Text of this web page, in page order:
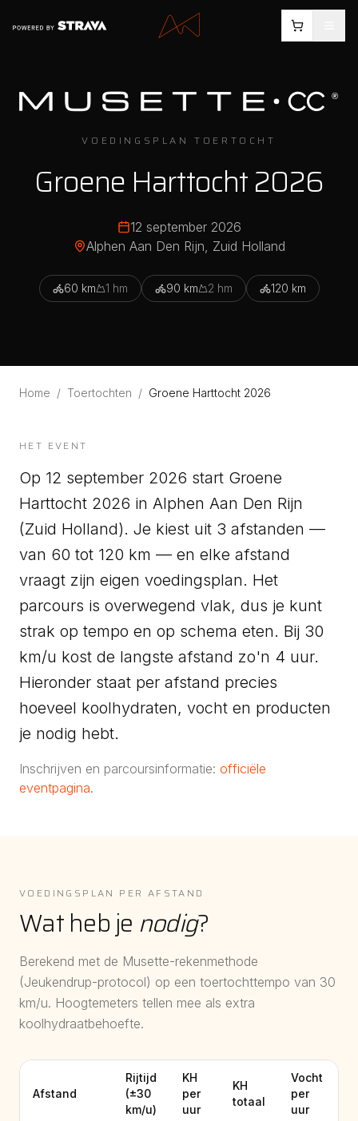
VOEDINGSPLAN TOERTOCHT
Groene Harttocht 2026
12 september 2026
Alphen Aan Den Rijn, Zuid Holland
60 km 1 hm 90 km 2 hm 120 km
Home / Toertochten / Groene Harttocht 2026
HET EVENT
Op 12 september 2026 start Groene
Harttocht 2026 in Alphen Aan Den Rijn
(Zuid Holland). Je kiest uit 3 afstanden —
van 60 tot 120 km — en elke afstand
vraagt zijn eigen voedingsplan. Het
parcours is overwegend vlak, dus je kunt
strak op tempo en op schema eten. Bij 30
km/u kost de langste afstand zo'n 4 uur.
Hieronder staat per afstand precies
hoeveel koolhydraten, vocht en producten
je nodig hebt.
Inschrijven en parcoursinformatie: officiële
eventpagina.
VOEDINGSPLAN PER AFSTAND
Wat heb je nodig?
Berekend met de Musette-rekenmethode
(Jeukendrup-protocol) op een toertochttempo van 30
km/u. Hoogtemeters tellen mee als extra
koolhydraatbehoefte.
Afstand
Rijtijd
(±30
km/u)
KH
per
uur
KH
totaal
Vocht
per
uur